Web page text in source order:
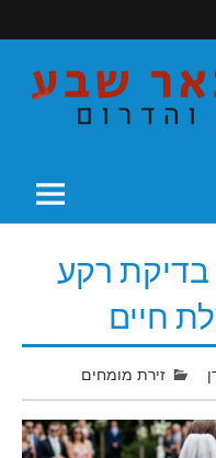
רקע
חיים
זירת מומחים